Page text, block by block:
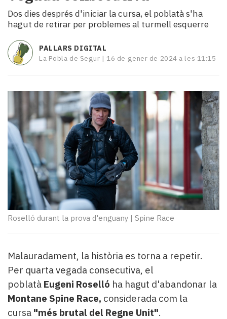
turisme
Cultura
Esports
Mai
tant!
i
mitjans
temps
Reportatges
Entrevistes
Enquestes
A
escena!
Dis
la
teva!
newsletter
Pallars
Contingut
patrocinat
Lo
Dos dies després d'iniciar la cursa, el poblatà s'ha
hagut de retirar per problemes al turmell esquerre
PALLARS DIGITAL
La Pobla de Segur | 16 de gener de 2024 a les 11:15
Roselló durant la prova d'enguany | Spine Race
Malauradament, la història es torna a repetir.
Per quarta vegada consecutiva, el
poblatà Eugeni Roselló ha hagut d'abandonar la
Montane Spine Race, considerada com la
cursa "més brutal del Regne Unit".